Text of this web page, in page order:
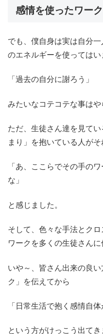
感情を使ったワー
でも、僕自身は実は自分
のエネルギーを使ってはい
「過去の自分に謝ろう」
みたいなコテコテな事はや
ただ、生徒さん達を見て
まり」を抱いている人が
「あ、ここらでその手の
な」
と感じました。
そして、色々な手法とク
ワークを多くの生徒さんに
いや～、皆さん出来の良
ク」を伝えてから
「日常生活で抱く感情自
という方がけっこう出てき